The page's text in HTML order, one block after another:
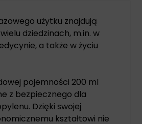
użytku znajdują
dziedzinach, m.in. w
a także w życiu
pojemności 200 ml
z bezpiecznego dla
Dzięki swojej
kształtowi nie